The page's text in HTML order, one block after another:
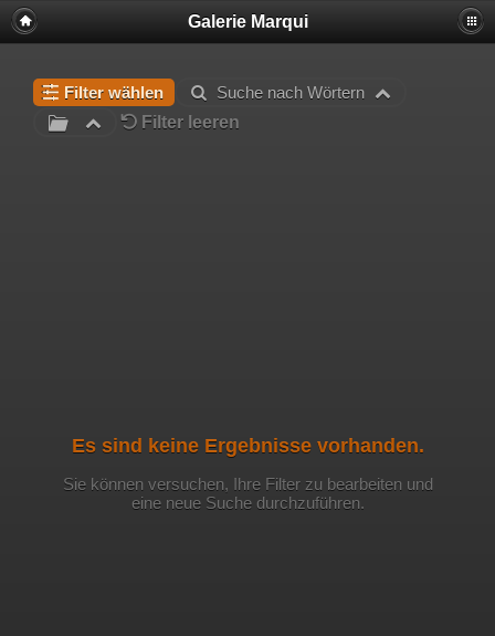
Galerie Marqui
Filter wählen
Suche nach Wörtern
Filter leeren
Es sind keine Ergebnisse vorhanden.
Sie können versuchen, Ihre Filter zu bearbeiten und
eine neue Suche durchzuführen.